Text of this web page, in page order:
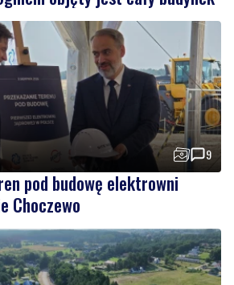
9
pod budowę elektrowni
Choczewo